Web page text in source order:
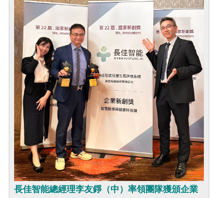
長佳智能總經理李友錚（中）率領團隊獲頒企業